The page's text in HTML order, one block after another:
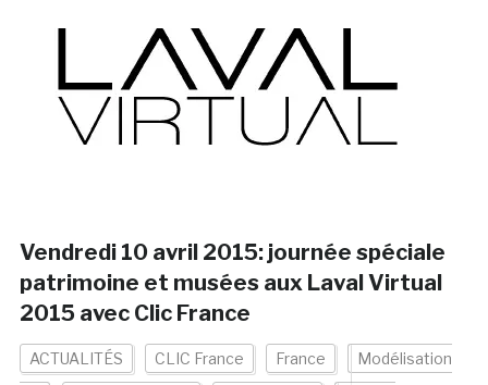
Vendredi 10 avril 2015: journée spéciale
patrimoine et musées aux Laval Virtual
2015 avec Clic France
ACTUALITÉS CLIC France France Modélisation